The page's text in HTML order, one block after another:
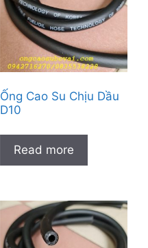
Ống Cao Su Chịu Dầu
D10
Read more